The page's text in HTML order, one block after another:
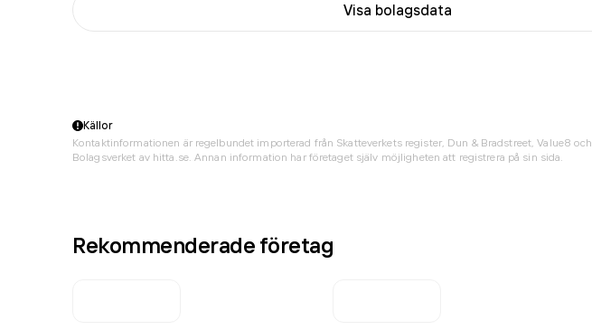
Visa bolagsdata
Källor
Kontaktinformationen är regelbundet importerad från Skatteverkets register, Dun & Bradstreet, Value8 och
Bolagsverket av hitta.se. Annan information har företaget själv möjligheten att registrera på sin sida.
Rekommenderade företag